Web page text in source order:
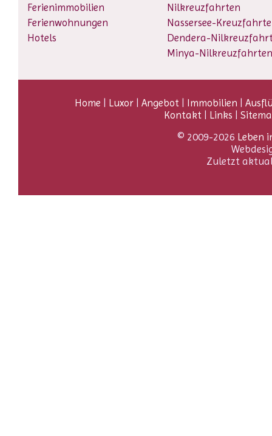
Ferienimmobilien
Ferienwohnungen
Hotels
Nilkreuzfahrten
Nassersee-
Dendera-
Minya-Nilkreuzfahrten
Home Luxor| Angebot| Immobilien
Kontakt| Links
© 2009-2026 Leben
Zuletzt